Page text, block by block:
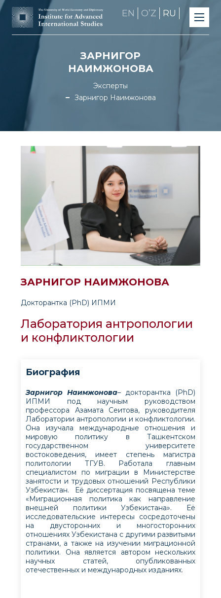
EN OʼZ RU
ЗАРНИГОР
НАИМЖОНОВА
Эксперты
Зарнигор Наимжонова
ЗАРНИГОР НАИМЖОНОВА
Докторантка (PhD) ИПМИ
Лаборатория антропологии
и конфликтологии
Биография
Зарнигор Наимжонова– докторантка (PhD)
ИПМИ под научным руководством
профессора Азамата Сеитова, руководителя
Лаборатории антропологии и конфликтологии.
Она изучала международные отношения и
мировую политику в Ташкентском
государственном университете
востоковедения, имеет степень магистра
политологии ТГУВ. Работала главным
специалистом по миграции в Министерстве
занятости и трудовых отношений Республики
Узбекистан. Её диссертация посвящена теме
«Миграционная политика как направление
внешней политики Узбекистана». Её
исследовательские интересы сосредоточены
на двусторонних и многосторонних
отношениях Узбекистана с другими развитыми
странами, а также на изучении миграционной
политики. Она является автором нескольких
научных статей, опубликованных
отечественных и международных изданиях.